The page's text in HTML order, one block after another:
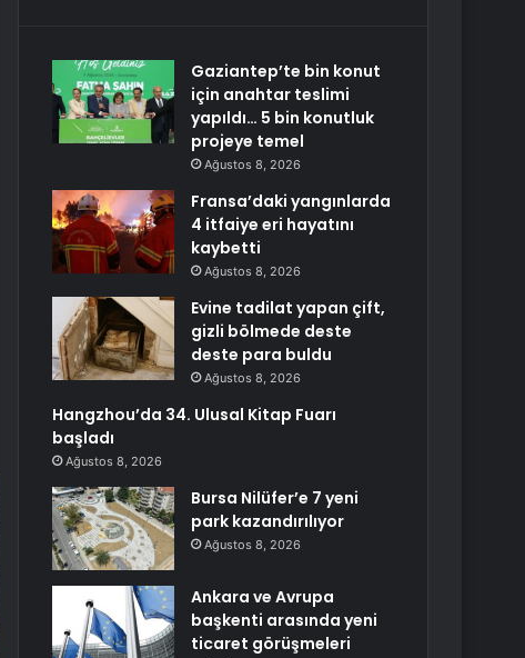
Gaziantep’te bin konut
için anahtar teslimi
yapıldı… 5 bin konutluk
projeye temel
Ağustos 8, 2026
Fransa’daki yangınlarda
4 itfaiye eri hayatını
kaybetti
Ağustos 8, 2026
Evine tadilat yapan çift,
gizli bölmede deste
deste para buldu
Ağustos 8, 2026
Hangzhou’da 34. Ulusal Kitap Fuarı
başladı
Ağustos 8, 2026
Bursa Nilüfer’e 7 yeni
park kazandırılıyor
Ağustos 8, 2026
Ankara ve Avrupa
başkenti arasında yeni
ticaret görüşmeleri